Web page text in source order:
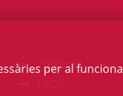
Contacte
per al